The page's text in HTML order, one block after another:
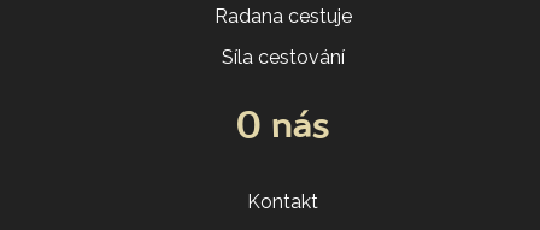
Radana cestuje
Síla cestování
O nás
Kontakt